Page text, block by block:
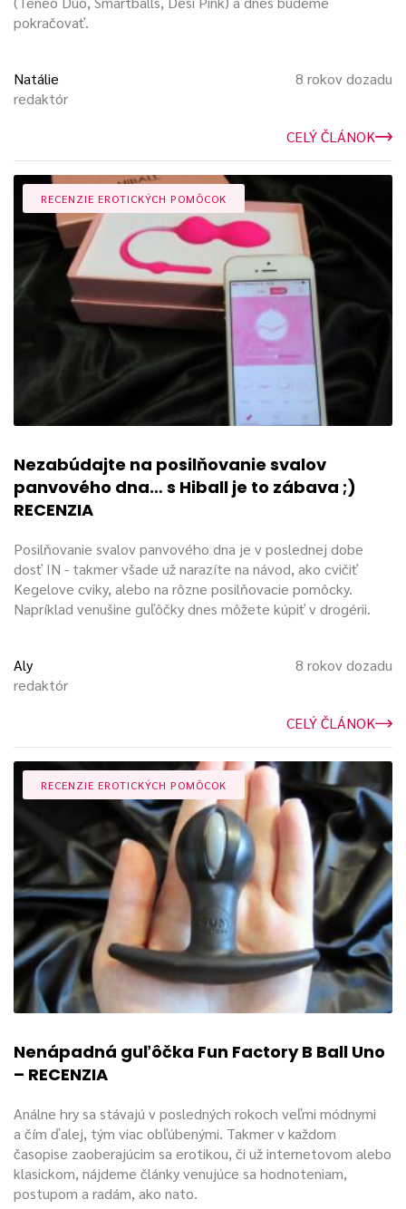
pokračovať.
Natálie
redaktór
8 rokov dozadu
CELÝ ČLÁNOK
RECENZIE EROTICKÝCH POMÔCOK
Nezabúdajte na posilňovanie svalov
panvového dna… s Hiball je to zábava ;)
RECENZIA
Posilňovanie svalov panvového dna je v poslednej dobe
dosť IN - takmer všade už narazíte na návod, ako cvičiť
Kegelove cviky, alebo na rôzne posilňovacie pomôcky.
Napríklad venušine guľôčky dnes môžete kúpiť v drogérii.
Aly
redaktór
8 rokov dozadu
CELÝ ČLÁNOK
RECENZIE EROTICKÝCH POMÔCOK
Nenápadná guľôčka Fun Factory B Ball Uno
– RECENZIA
Análne hry sa stávajú v posledných rokoch veľmi módnymi
a čím ďalej, tým viac obľúbenými. Takmer v každom
časopise zaoberajúcim sa erotikou, či už internetovom alebo
klasickom, nájdeme články venujúce sa hodnoteniam,
postupom a radám, ako nato.